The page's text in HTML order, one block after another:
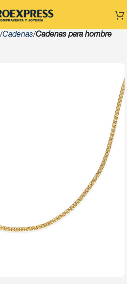
Cadenas Cadenas para hombre